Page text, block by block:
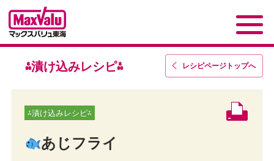
レシピページトップへ
⁂漬け込みレシピ⁂
⁂漬け込みレシピ⁂
あじフライ